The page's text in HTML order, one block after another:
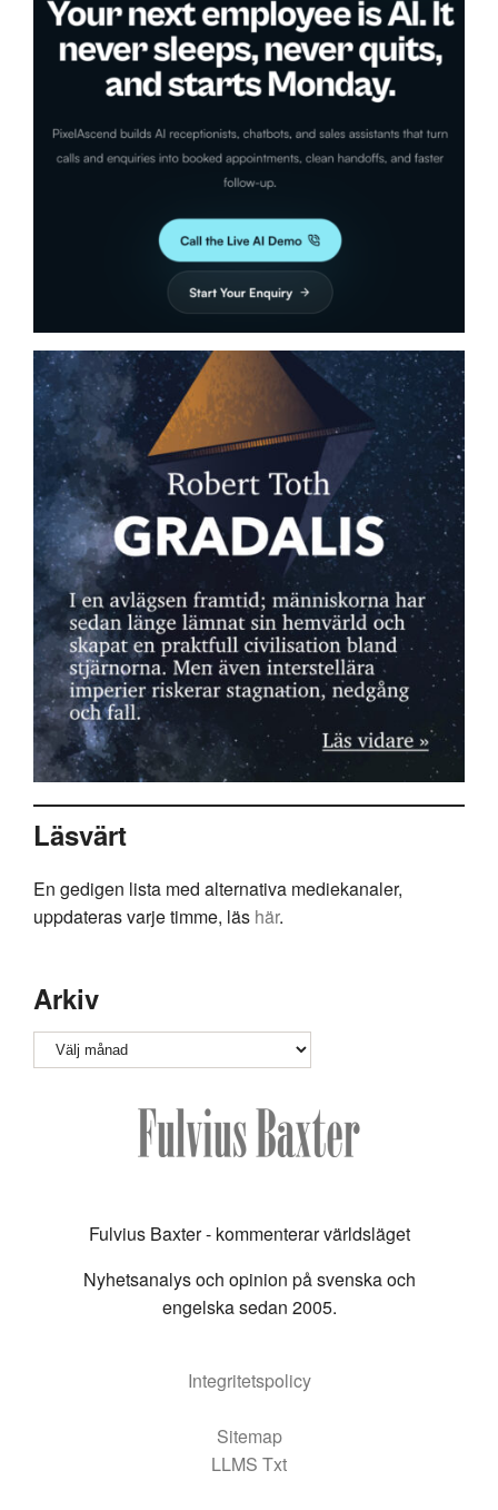
Läsvärt
En gedigen lista med alternativa mediekanaler,
uppdateras varje timme, läs här.
Arkiv
Arkiv
Fulvius Baxter - kommenterar världsläget
Nyhetsanalys och opinion på svenska och
engelska sedan 2005.
Integritetspolicy
Sitemap
LLMS Txt